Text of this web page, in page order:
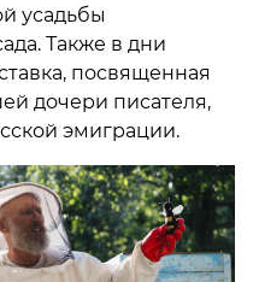
усадьбы
Также в дни
посвященная
дочери писателя,
эмиграции.